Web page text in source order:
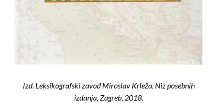
Izd. Leksikografski zavod Miroslav Krleža, Niz posebnih
izdanja, Zagreb, 2018.